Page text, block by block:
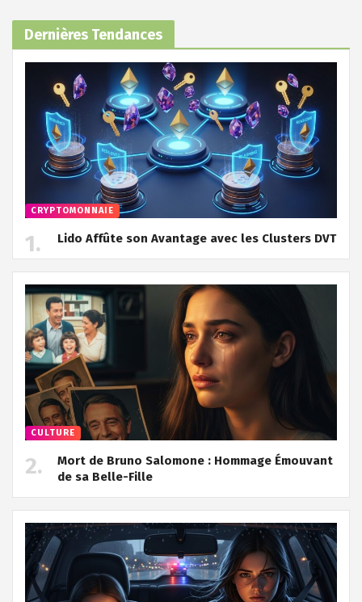
Dernières Tendances
CRYPTOMONNAIE
Lido Affûte son Avantage avec les Clusters DVT
CULTURE
Mort de Bruno Salomone : Hommage Émouvant
de sa Belle-Fille